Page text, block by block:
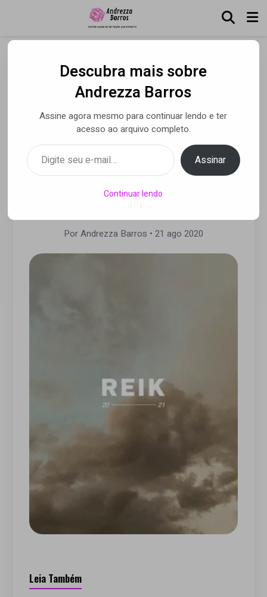
O grupo pop mexicano
REIK conclui o lançamento
de seu EP 20-21 com “Lo
Intenté Todo” com
participação de Jessie
Reyez
Por Andrezza Barros • 21 ago 2020
Leia Também
Descubra mais sobre
Andrezza Barros
Assine agora mesmo para continuar lendo e ter
acesso ao arquivo completo.
Digite seu e-mail…
Assinar
Continuar lendo